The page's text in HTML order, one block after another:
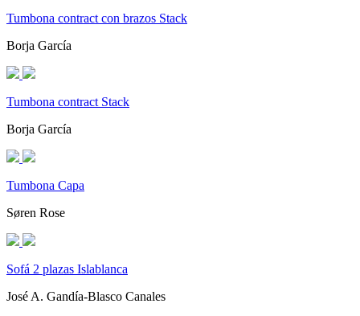
Tumbona contract con brazos Stack
Borja García
Tumbona contract Stack
Borja García
Tumbona Capa
Søren Rose
Sofá 2 plazas Islablanca
José A. Gandía-Blasco Canales